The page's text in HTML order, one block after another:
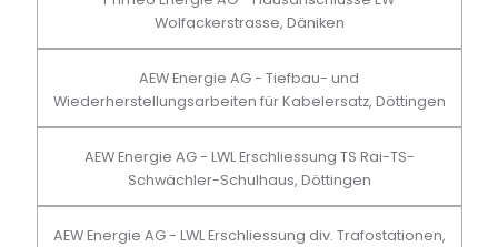
Wolfackerstrasse, Däniken
AEW Energie AG - Tiefbau- und
Wiederherstellungsarbeiten für Kabelersatz, Döttingen
AEW Energie AG - LWL Erschliessung TS Rai-TS-
Schwächler-Schulhaus, Döttingen
AEW Energie AG - LWL Erschliessung div. Trafostationen,